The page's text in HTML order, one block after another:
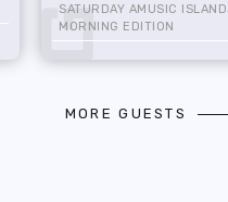
SATURDAY AMUSIC
MORNING EDITION
MORE GUESTS